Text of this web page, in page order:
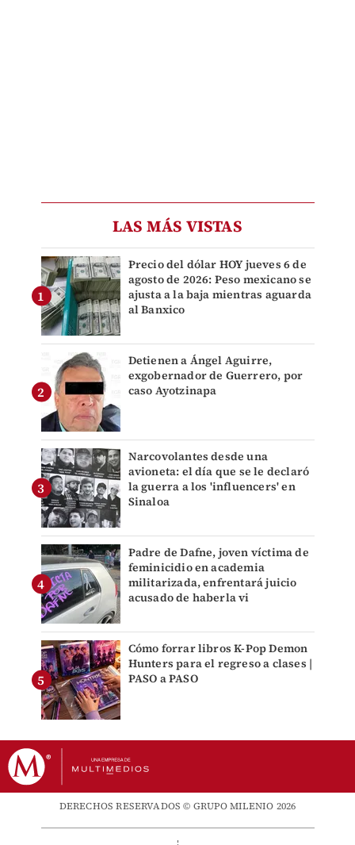
LAS MÁS VISTAS
Precio del dólar HOY jueves 6 de
agosto de 2026: Peso mexicano se
ajusta a la baja mientras aguarda
al Banxico
Detienen a Ángel Aguirre,
exgobernador de Guerrero, por
caso Ayotzinapa
Narcovolantes desde una
avioneta: el día que se le declaró
la guerra a los 'influencers' en
Sinaloa
Padre de Dafne, joven víctima de
feminicidio en academia
militarizada, enfrentará juicio
acusado de haberla vi
Cómo forrar libros K-Pop Demon
Hunters para el regreso a clases |
PASO a PASO
DERECHOS RESERVADOS © GRUPO MILENIO 2026